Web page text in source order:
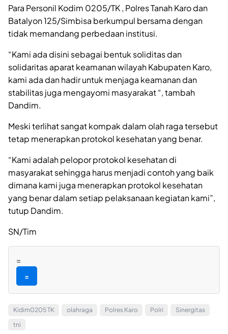
Para Personil Kodim 0205/TK , Polres Tanah Karo dan
Batalyon 125/Simbisa berkumpul bersama dengan
tidak memandang perbedaan institusi.
“Kami ada disini sebagai bentuk soliditas dan
solidaritas aparat keamanan wilayah Kabupaten Karo,
kami ada dan hadir untuk menjaga keamanan dan
stabilitas juga mengayomi masyarakat “, tambah
Dandim.
Meski terlihat sangat kompak dalam olah raga tersebut
tetap menerapkan protokol kesehatan yang benar.
“Kami adalah pelopor protokol kesehatan di
masyarakat sehingga harus menjadi contoh yang baik
dimana kami juga menerapkan protokol kesehatan
yang benar dalam setiap pelaksanaan kegiatan kami”,
tutup Dandim.
SN/Tim
=
=
Kidim0205 TK olahraga Polres Karo Polri
Sinergitas
tni